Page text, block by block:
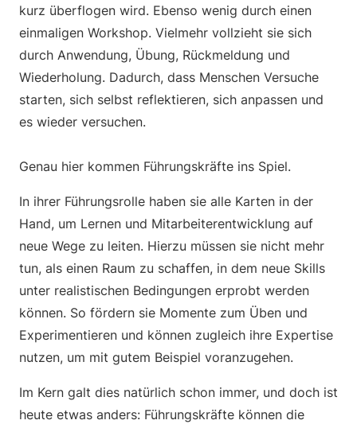
kurz überflogen wird. Ebenso wenig durch einen
einmaligen Workshop. Vielmehr vollzieht sie sich
durch Anwendung, Übung, Rückmeldung und
Wiederholung. Dadurch, dass Menschen Versuche
starten, sich selbst reflektieren, sich anpassen und
es wieder versuchen.
Genau hier kommen Führungskräfte ins Spiel.
In ihrer Führungsrolle haben sie alle Karten in der
Hand, um Lernen und Mitarbeiterentwicklung auf
neue Wege zu leiten. Hierzu müssen sie nicht mehr
tun, als einen Raum zu schaffen, in dem neue Skills
unter realistischen Bedingungen erprobt werden
können. So fördern sie Momente zum Üben und
Experimentieren und können zugleich ihre Expertise
nutzen, um mit gutem Beispiel voranzugehen.
Im Kern galt dies natürlich schon immer, und doch ist
heute etwas anders: Führungskräfte können die